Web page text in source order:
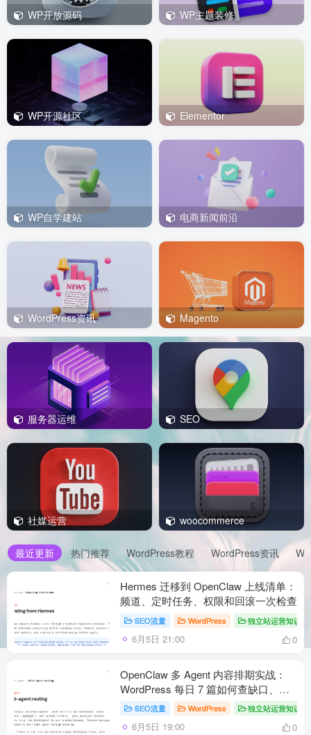
WP开放源码 WP主题装修
WP开源社区 Elementor
WP自学建站 电商新闻前沿
WordPress资讯 Magento
服务器运维 SEO
社媒运营 woocommerce
最近更新 热门推荐 WordPress教程 WordPress资讯
Hermes 迁移到 OpenClaw 上线清单：
频道、定时任务、权限和回滚一次检查
SEO流量 WordPress 独立站运营知识点
6月5日 21:00 0
OpenClaw 多 Agent 内容排期实战：
WordPress 每日 7 篇如何查缺口、补
空位和防漏发
SEO流量 WordPress 独立站运营知识点
6月5日 19:00 0